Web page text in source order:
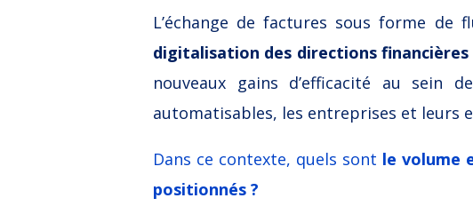
L’échange de factures sous forme
digitalisation des directions financières
nouveaux gains d’efficacité au sein
automatisables, les entreprises et leurs
Dans ce contexte, quels sont levolume
positionnés ?